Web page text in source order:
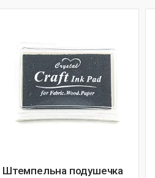
Штемпельна подушечка